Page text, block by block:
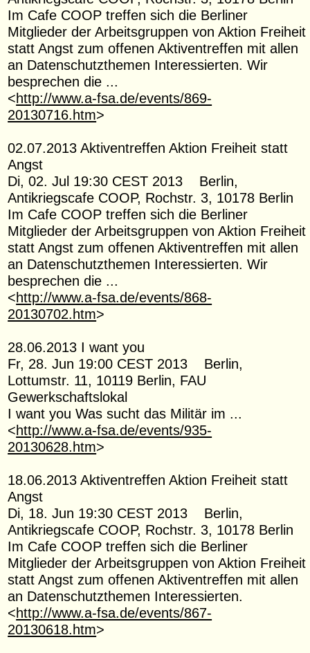
Im Cafe COOP treffen sich die Berliner
Mitglieder der Arbeitsgruppen von Aktion Freiheit
statt Angst zum offenen Aktiventreffen mit allen
an Datenschutzthemen Interessierten. Wir
besprechen die ...
<http://www.a-fsa.de/events/869-
20130716.htm>
02.07.2013 Aktiventreffen Aktion Freiheit statt
Angst
Di, 02. Jul 19:30 CEST 2013 Berlin,
Antikriegscafe COOP, Rochstr. 3, 10178 Berlin
Im Cafe COOP treffen sich die Berliner
Mitglieder der Arbeitsgruppen von Aktion Freiheit
statt Angst zum offenen Aktiventreffen mit allen
an Datenschutzthemen Interessierten. Wir
besprechen die ...
<http://www.a-fsa.de/events/868-
20130702.htm>
28.06.2013 I want you
Fr, 28. Jun 19:00 CEST 2013 Berlin,
Lottumstr. 11, 10119 Berlin, FAU
Gewerkschaftslokal
I want you Was sucht das Militär im ...
<http://www.a-fsa.de/events/935-
20130628.htm>
18.06.2013 Aktiventreffen Aktion Freiheit statt
Angst
Di, 18. Jun 19:30 CEST 2013 Berlin,
Antikriegscafe COOP, Rochstr. 3, 10178 Berlin
Im Cafe COOP treffen sich die Berliner
Mitglieder der Arbeitsgruppen von Aktion Freiheit
statt Angst zum offenen Aktiventreffen mit allen
an Datenschutzthemen Interessierten.
<http://www.a-fsa.de/events/867-
20130618.htm>